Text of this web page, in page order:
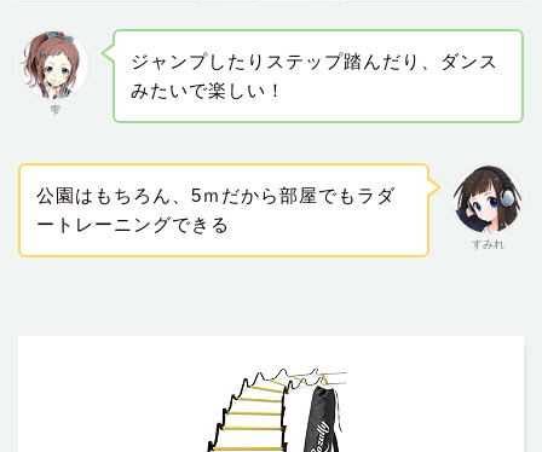
雫
ジャンプしたりステップ踏んだり、ダンス
みたいで楽しい！
すみれ
公園はもちろん、5ｍだから部屋でもラダ
ートレーニングできる